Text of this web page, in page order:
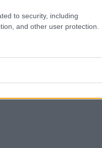
to security, including
and other user protection.
a un gioco di